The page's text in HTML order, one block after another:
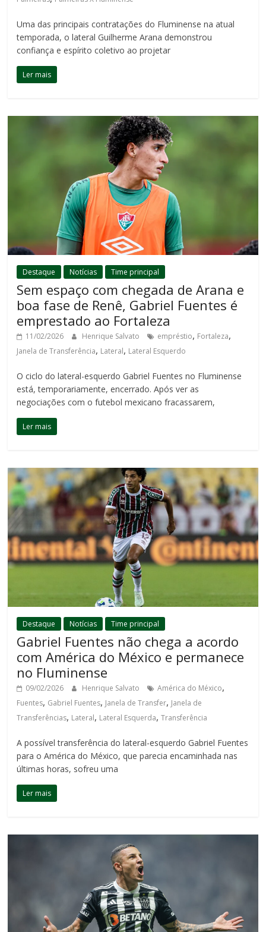
Uma das principais contratações do Fluminense na atual
temporada, o lateral Guilherme Arana demonstrou
confiança e espírito coletivo ao projetar
Ler mais
Destaque Notícias Time principal
Sem espaço com chegada de Arana e
boa fase de Renê, Gabriel Fuentes é
emprestado ao Fortaleza
11/02/2026 Henrique Salvato empréstio, Fortaleza,
Janela de Transferência, Lateral, Lateral Esquerdo
O ciclo do lateral-esquerdo Gabriel Fuentes no Fluminense
está, temporariamente, encerrado. Após ver as
negociações com o futebol mexicano fracassarem,
Ler mais
Destaque Notícias Time principal
Gabriel Fuentes não chega a acordo
com América do México e permanece
no Fluminense
09/02/2026 Henrique Salvato América do México,
Fuentes, Gabriel Fuentes, Janela de Transfer, Janela de
Transferências, Lateral, Lateral Esquerda,Transferência
A possível transferência do lateral-esquerdo Gabriel Fuentes
para o América do México, que parecia encaminhada nas
últimas horas, sofreu uma
Ler mais